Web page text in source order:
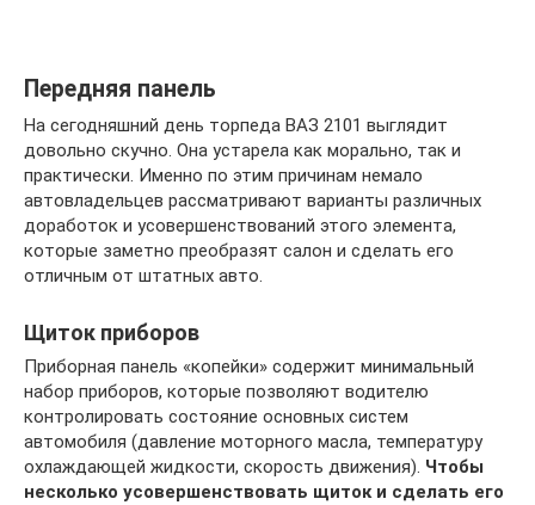
Передняя панель
На сегодняшний день торпеда ВАЗ 2101 выглядит
довольно скучно. Она устарела как морально, так и
практически. Именно по этим причинам немало
автовладельцев рассматривают варианты различных
доработок и усовершенствований этого элемента,
которые заметно преобразят салон и сделать его
отличным от штатных авто.
Щиток приборов
Приборная панель «копейки» содержит минимальный
набор приборов, которые позволяют водителю
контролировать состояние основных систем
автомобиля (давление моторного масла, температуру
охлаждающей жидкости, скорость движения). Чтобы
несколько усовершенствовать щиток и сделать его